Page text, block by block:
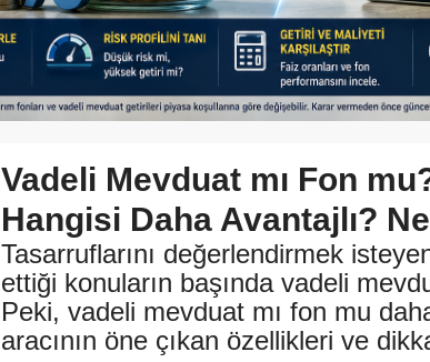
Vadeli Mevduat mı Fon
Hangisi Daha Avantajlı?
Tasarruflarını değerlendirmek
ettiği konuların başında vadeli
Peki, vadeli mevduat mı fon mu
aracının öne çıkan özellikleri ve